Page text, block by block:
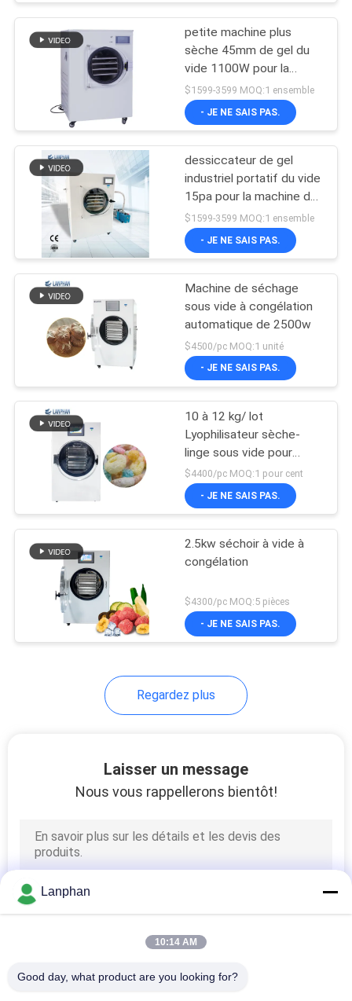
SITE
POLITIQUE
CONFIDENTIALITÉ
petite machine plus
sèche 45mm de gel du
vide 1100W pour la
chambre végétale de
séchage de fruit
$1599-3599 MOQ:1 ensemble
- JE NE SAIS PAS.
dessiccateur de gel
industriel portatif du vide
15pa pour la machine de
séchage végétale de
fruit de viande
$1599-3599 MOQ:1 ensemble
- JE NE SAIS PAS.
Machine de séchage
sous vide à congélation
automatique de 2500w
$4500/pc MOQ:1 unité
- JE NE SAIS PAS.
10 à 12 kg/ lot
Lyophilisateur sèche-
linge sous vide pour
bonbons
$4400/pc MOQ:1 pour cent
- JE NE SAIS PAS.
2.5kw séchoir à vide à
congélation
$4300/pc MOQ:5 pièces
- JE NE SAIS PAS.
Regardez plus
Laisser un message
Nous vous rappellerons bientôt!
Lanphan
10:14 AM
Good day, what product are you looking for?